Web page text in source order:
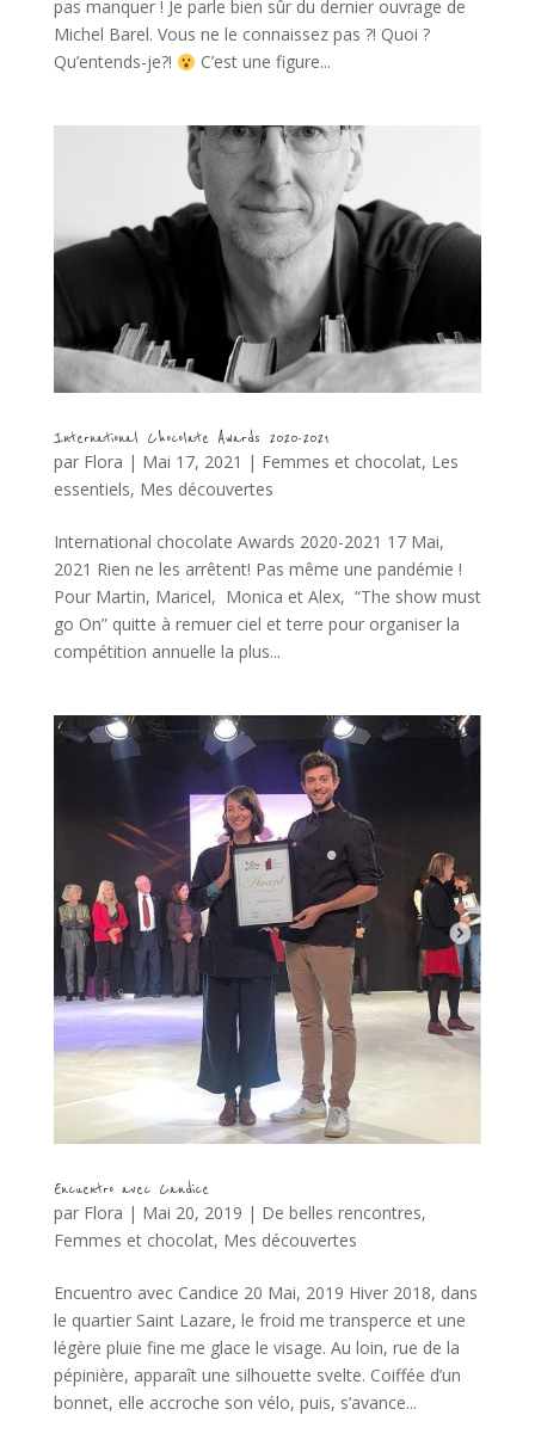
pas manquer ! Je parle bien sûr du dernier ouvrage de
Michel Barel. Vous ne le connaissez pas ?! Quoi ?
Qu’entends-je?!
C’est une figure...
International Chocolate Awards 2020-2021
par Flora | Mai 17, 2021 | Femmes et chocolat, Les
essentiels, Mes découvertes
International chocolate Awards 2020-2021 17 Mai,
2021 Rien ne les arrêtent! Pas même une pandémie !
Pour Martin, Maricel, Monica et Alex, “The show must
go On” quitte à remuer ciel et terre pour organiser la
compétition annuelle la plus...
Encuentro avec Candice
par Flora | Mai 20, 2019 | De belles rencontres,
Femmes et chocolat, Mes découvertes
Encuentro avec Candice 20 Mai, 2019 Hiver 2018, dans
le quartier Saint Lazare, le froid me transperce et une
légère pluie fine me glace le visage. Au loin, rue de la
pépinière, apparaît une silhouette svelte. Coiffée d’un
bonnet, elle accroche son vélo, puis, s’avance...